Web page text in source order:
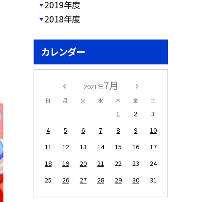
2019年度
2018年度
カレンダー
2021年7月
日 月 火 水 木 金 土
1 2
3
4
5 6 7 8 9
10
11
12 13 14 15 16
17
18
19 20 21 22 23
24
25
26 27 28 29 30 31